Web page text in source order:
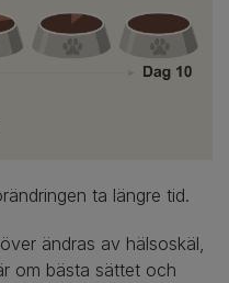
ta längre tid.
ändras av hälsoskäl,
om bästa sättet och